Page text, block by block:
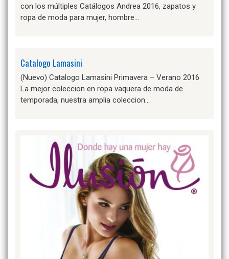
con los múltiples Catálogos Andrea 2016, zapatos y
ropa de moda para mujer, hombre…
Catalogo Lamasini
(Nuevo) Catalogo Lamasini Primavera – Verano 2016
La mejor coleccion en ropa vaquera de moda de
temporada, nuestra amplia coleccion…